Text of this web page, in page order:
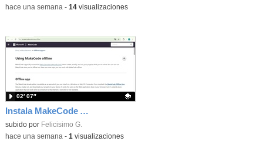
-hace una semana - 14visualizaciones
Instala MakeCode Arcade offline para programar grandes juegos sin necesidad de Internet
Contenido educativo.
subido por Felicisimo G.
02′ 07″
-hace una semana - 1 visualizaciones